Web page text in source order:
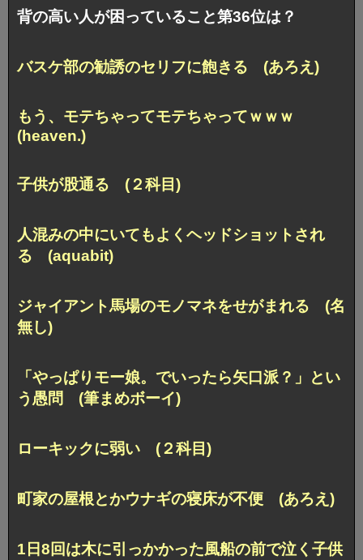
背の高い人が困っていること第36位は？
バスケ部の勧誘のセリフに飽きる (あろえ)
もう、モテちゃってモテちゃってｗｗｗ
(heaven.)
子供が股通る (２科目)
人混みの中にいてもよくヘッドショットされ
る (aquabit)
ジャイアント馬場のモノマネをせがまれる (名
無し)
「やっぱりモー娘。でいったら矢口派？」とい
う愚問 (筆まめボーイ)
ローキックに弱い (２科目)
町家の屋根とかウナギの寝床が不便 (あろえ)
1日8回は木に引っかかった風船の前で泣く子供